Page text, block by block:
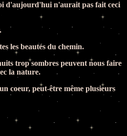
d'aujourd'hui n'aurait pas fait ceci
les beautés du chemin.
trop sombres peuvent nous faire
la nature.
coeur, peut-être même plusieurs